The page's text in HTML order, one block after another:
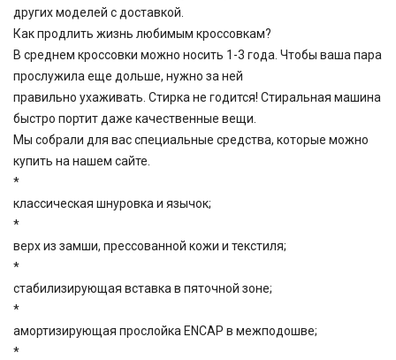
других моделей с доставкой.
Как продлить жизнь любимым кроссовкам?
В среднем кроссовки можно носить 1-3 года. Чтобы ваша пара
прослужила еще дольше, нужно за ней
правильно ухаживать. Стирка не годится! Стиральная машина
быстро портит даже качественные вещи.
Мы собрали для вас специальные средства, которые можно
купить на нашем сайте.
*
классическая шнуровка и язычок;
*
верх из замши, прессованной кожи и текстиля;
*
стабилизирующая вставка в пяточной зоне;
*
амортизирующая прослойка ENCAP в межподошве;
*